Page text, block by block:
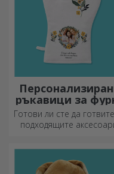
ръкавици за
и кухненски
аксесоари
Готови ли сте да
подходящите
прихватките за
ще улеснят работата ви
кухнята.